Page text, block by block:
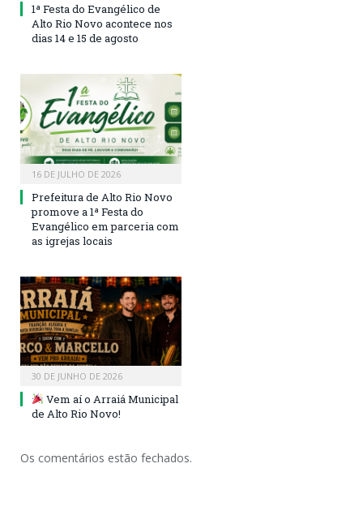
1ª Festa do Evangélico de
Alto Rio Novo acontece nos
dias 14 e 15 de agosto
16 DE JULHO DE 2026
Prefeitura de Alto Rio Novo
promove a 1ª Festa do
Evangélico em parceria com
as igrejas locais
30 DE JUNHO DE 2026
Vem aí o Arraiá Municipal
de Alto Rio Novo!
Os comentários estão fechados.